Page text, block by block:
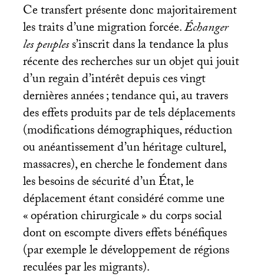
Ce transfert présente donc majoritairement
les traits d’une migration forcée.Échanger
les peupless’inscrit dans la tendance la plus
récente des recherches sur un objet qui jouit
d’un regain d’intérêt depuis ces vingt
dernières années; tendance qui, au travers
des effets produits par de tels déplacements
(modifications démographiques, réduction
ou anéantissement d’un héritage culturel,
massacres), en cherche le fondement dans
les besoins de sécurité d’un État, le
déplacement étant considéré comme une
«opération chirurgicale» du corps social
dont on escompte divers effets bénéfiques
(par exemple le développement de régions
reculées par les migrants).